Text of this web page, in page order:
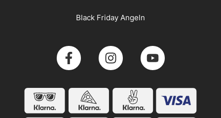
Black Friday Angeln